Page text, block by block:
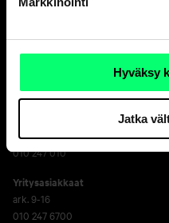
Hyväksy
Jatka
Asiakaspalvelu
ark. 8-18
010 247 010
Yritysasiakkaat
ark. 9-16
010 247 6700